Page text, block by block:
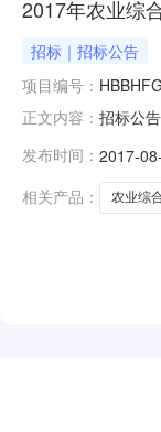
2017年农业综
招标｜招标公告
项目编号：
正文内容： 招标公
沧州市-
发布时间： 2017-
相关产品：
农业综